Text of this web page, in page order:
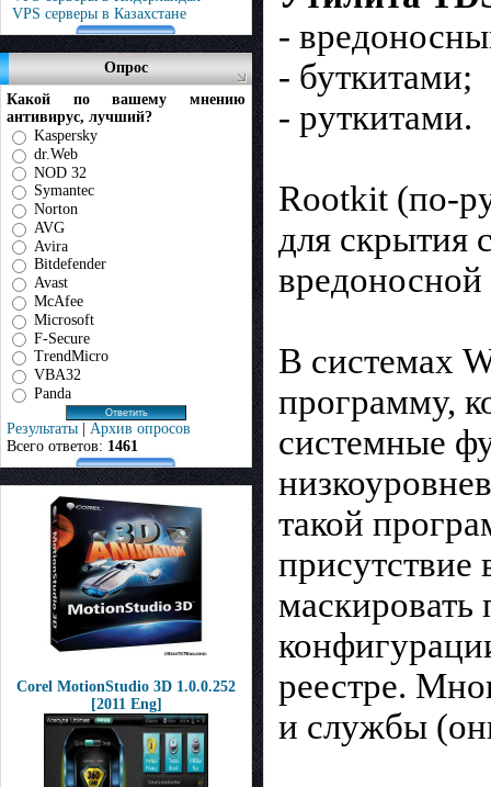
VPS серверы в Казахстане
Опрос
Какой по вашему мнению
антивирус, лучший?
Kaspersky
dr.Web
NOD 32
Symantec
Norton
AVG
Avira
Bitdefender
Avast
McAfee
Microsoft
F-Secure
TrendMicro
VBA32
Panda
Результаты | Архив опросов
Всего ответов: 1461
Corel MotionStudio 3D 1.0.0.252
[2011 Eng]
-
- буткитами;
- руткитами.
Rootkit (по-
для скрытия
В системах
программу,
системные
такой
присутствие
маскировать
реестре.
и службы